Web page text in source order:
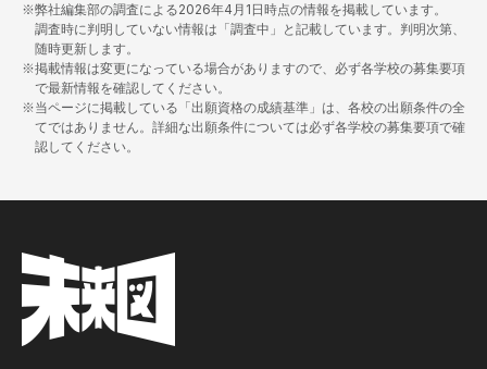
※弊社編集部の調査による2026年4月1日時点の情報を掲載しています。
調査時に判明していない情報は「調査中」と記載しています。判明次第、
随時更新します。
※掲載情報は変更になっている場合がありますので、必ず各学校の募集要項
で最新情報を確認してください。
※当ページに掲載している「出願資格の成績基準」は、各校の出願条件の全
てではありません。詳細な出願条件については必ず各学校の募集要項で確
認してください。